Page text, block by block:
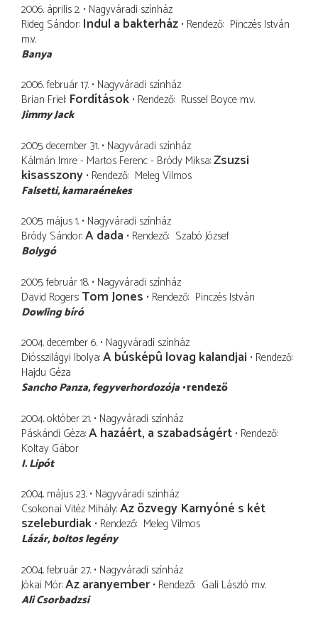
2006. április 2. Nagyváradi színház
Rideg Sándor Indul a bakterház Rendező Pinczés István
m.v.
Banya
2006. február 17. Nagyváradi színház
Brian Friel Fordítások Rendező Russel Boyce m.v.
Jimmy Jack
2005. december 31. Nagyváradi színház
Kálmán Imre - Martos Ferenc - Bródy Miksa Zsuzsi
kisasszony Rendező Meleg Vilmos
Falsetti kamaraénekes
2005. május 1. Nagyváradi színház
Bródy Sándor A dada Rendező Szabó József
Bolygó
2005. február 18. Nagyváradi színház
David Rogers Tom Jones Rendező Pinczés István
Dowling bíró
2004. december 6. Nagyváradi színház
Diósszilágyi Ibolya A búsképû lovag kalandjai Rendező
Hajdu Géza
Sancho Panza fegyverhordozója rendező
2004. október 21. Nagyváradi színház
Páskándi Géza A hazáért, a szabadságért Rendező
Koltay Gábor
I. Lipót
2004. május 23. Nagyváradi színház
Csokonai Vitéz Mihály Az özvegy Karnyóné s két
szeleburdiak Rendező Meleg Vilmos
Lázár boltos legény
2004. február 27. Nagyváradi színház
Jókai Mór Az aranyember Rendező Gali László m.v.
Ali Csorbadzsi